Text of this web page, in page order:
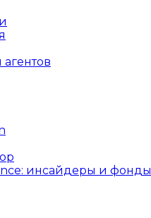
инсайдеры и фонды